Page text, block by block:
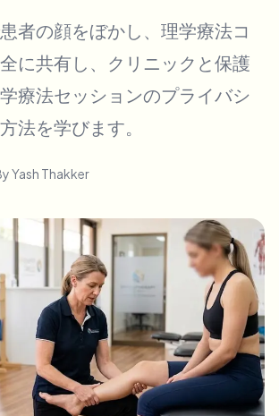
リジェンス
て処理
イプライン
シー、レビュー
ジェンス
者の顔をぼかし、理学療法コ
に共有し、クリニックと保護
療法セッションのプライバシ
法を学びます。
Yash Thakker